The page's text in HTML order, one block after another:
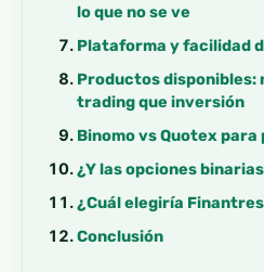
lo que no se ve
Plataforma y facilidad
Productos disponibles:
trading que inversión
Binomo vs Quotex
¿Y las opciones
¿Cuál elegiría
Conclusión